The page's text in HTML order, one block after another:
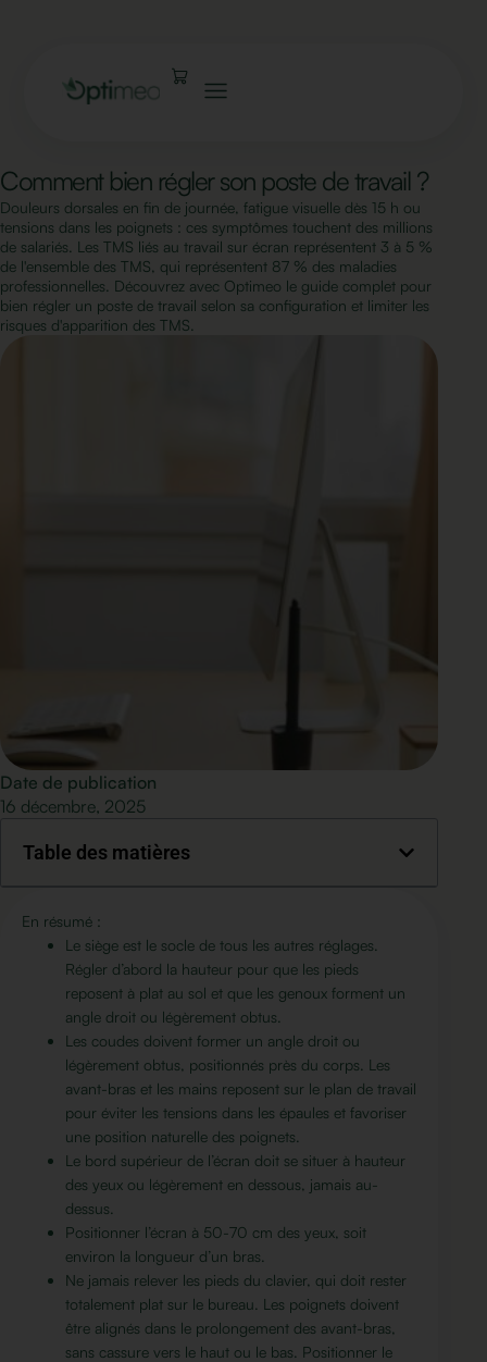
Comment bien régler son poste de travail ?
Douleurs dorsales en fin de journée, fatigue visuelle dès 15 h ou
tensions dans les poignets : ces symptômes touchent des millions
de salariés. Les TMS liés au travail sur écran représentent 3 à 5 %
de l'ensemble des TMS, qui représentent 87 % des maladies
professionnelles. Découvrez avec Optimeo le guide complet pour
bien régler un poste de travail selon sa configuration et limiter les
risques d'apparition des TMS.
Date de publication
16 décembre, 2025
Table des matières
En résumé :
Le siège est le socle de tous les autres réglages.
Régler d’abord la hauteur pour que les pieds
reposent à plat au sol et que les genoux forment un
angle droit ou légèrement obtus.
Les coudes doivent former un angle droit ou
légèrement obtus, positionnés près du corps. Les
avant-bras et les mains reposent sur le plan de travail
pour éviter les tensions dans les épaules et favoriser
une position naturelle des poignets.
Le bord supérieur de l’écran doit se situer à hauteur
des yeux ou légèrement en dessous, jamais au-
dessus.
Positionner l’écran à 50-70 cm des yeux, soit
environ la longueur d’un bras.
Ne jamais relever les pieds du clavier, qui doit rester
totalement plat sur le bureau. Les poignets doivent
être alignés dans le prolongement des avant-bras,
sans cassure vers le haut ou le bas. Positionner le